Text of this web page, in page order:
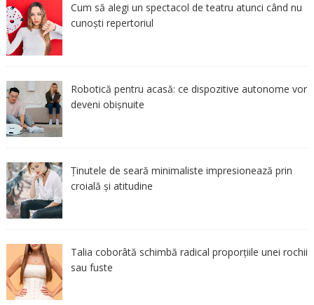
Cum să alegi un spectacol de teatru atunci când nu
cunoști repertoriul
Robotică pentru acasă: ce dispozitive autonome vor
deveni obișnuite
Ținutele de seară minimaliste impresionează prin
croială și atitudine
Talia coborâtă schimbă radical proporțiile unei rochii
sau fuste